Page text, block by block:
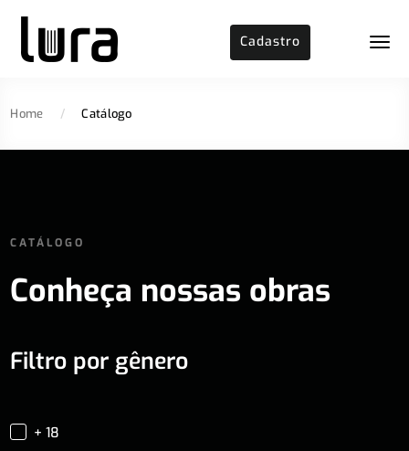
Cadastro
Home / Catálogo
CATÁLOGO
Conheça nossas obras
Filtro por gênero
+ 18